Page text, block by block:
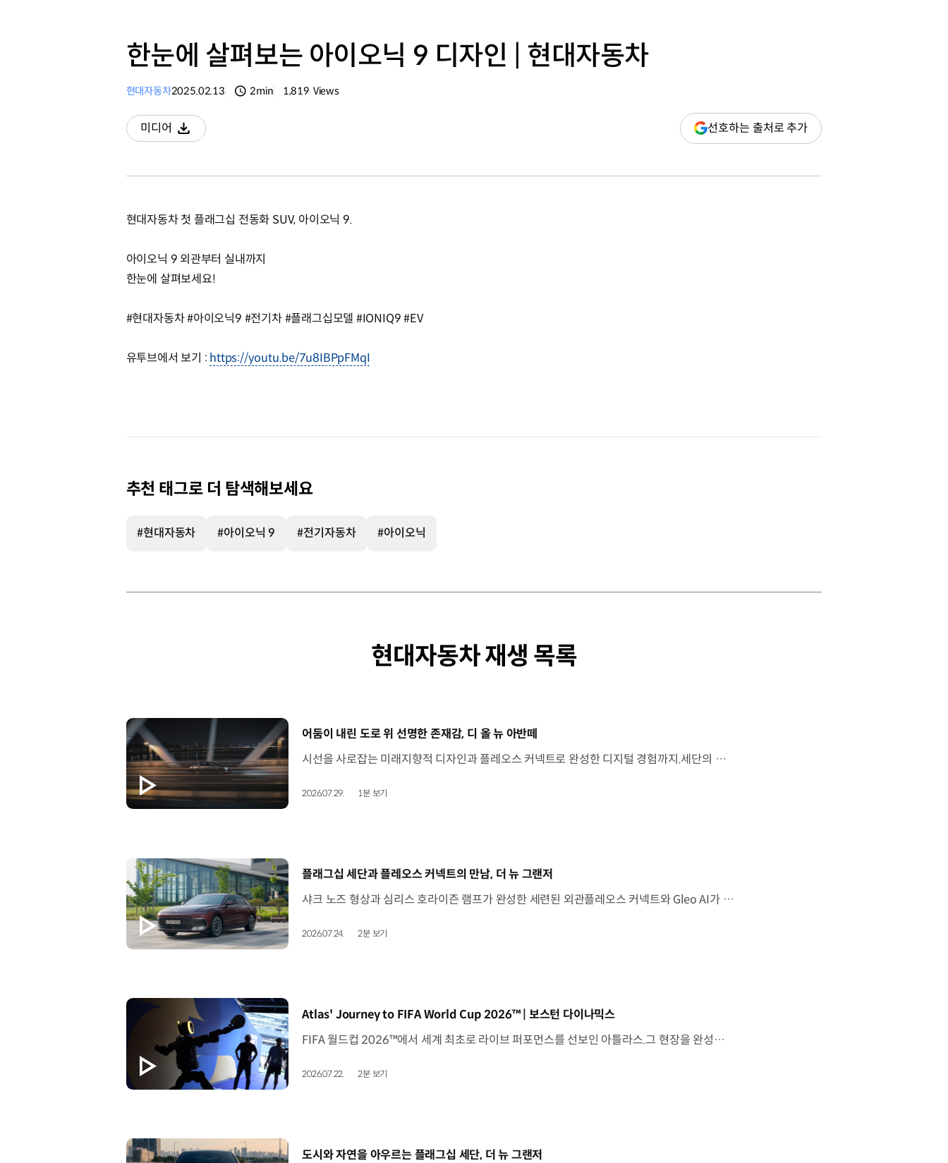
한눈에 살펴보는 아이오닉 9 디자인 | 현대자동차
현대자동차2025.02.13 2min 1,819 Views
미디어
다운로드
선호하는 출처로 추가(새
창
현대자동차 첫 플래그십 전동화 SUV, 아이오닉 9.
아이오닉 9 외관부터 실내까지
한눈에 살펴보세요!
#현대자동차 #아이오닉9 #전기차 #플래그십모델 #IONIQ9 #EV
유투브에서 보기 : https://youtu.be/7u8IBPpFMqI
추천 태그로 더 탐색해보세요
#현대자동차 #아이오닉 9 #전기자동차 #아이오닉
현대자동차 재생 목록
[동영상]
어둠이 내린 도로 위 선명한 존재감, 디 올 뉴 아반떼
시선을 사로잡는 미래지향적 디자인과 플레오스 커넥트로 완성한 디지털 경험까지.세단의 새로운 기준을 제시하는 디 올 뉴 아반떼를 만나보세요. *본 영상은 AI를 활용해 제작했습니다. #현대자동차 #디올뉴아반떼 #아반떼 #플레오스커넥트 #글레오AI 유튜브 쇼츠 보기
2026.07.29. 1분 보기
[동영상]
플래그십 세단과 플레오스 커넥트의 만남, 더 뉴 그랜저
샤크 노즈 형상과 심리스 호라이즌 램프가 완성한 세련된 외관플레오스 커넥트와 Gleo AI가 만드는 스마트한 운전 경험까지. 새롭게 진화한 더 뉴 그랜저를 영상으로 만나보세요. #현대자동차 #더뉴그랜저 #플레오스커넥트 #그랜저 #플래그십세단 #TheNewGrandeur #PleosConnect
2026.07.24. 2분 보기
[동영상]
Atlas' Journey to FIFA World Cup 2026™ | 보스턴 다이나믹스
FIFA 월드컵 2026™에서 세계 최초로 라이브 퍼포먼스를 선보인 아틀라스.그 현장을 완성한 시니어 프로그램 매니저 세스 데이비스(Seth Davis)가 전하는 퍼포먼스의 비하인드 스토리를 만나보세요. 인터뷰 전문 보기 ▶ 자세히 보기 ▶ #현대자동차 #보스턴다이나믹스 #아틀라스 #로보틱스 #BostonDynamics #Atlas #Robotics #NextStartsNow
2026.07.22. 2분 보기
[동영상]
도시와 자연을 아우르는 플래그십 세단, 더 뉴 그랜저